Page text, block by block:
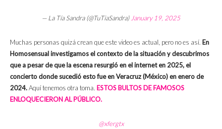
— La Tía Sandra (@TuTiaSandra)January 19, 2025
Muchas personas quizá crean que este video es actual, pero no es así. En
Homosensual investigamos el contexto de la situación y descubrimos
que a pesar de que la escena resurgió en el internet en 2025, el
concierto donde sucedió esto fue en Veracruz (México) en enero de
2024.Aquí tenemos otra toma. ESTOS BULTOS DE FAMOSOS
ENLOQUECIERON AL PÚBLICO.
@xfergtx